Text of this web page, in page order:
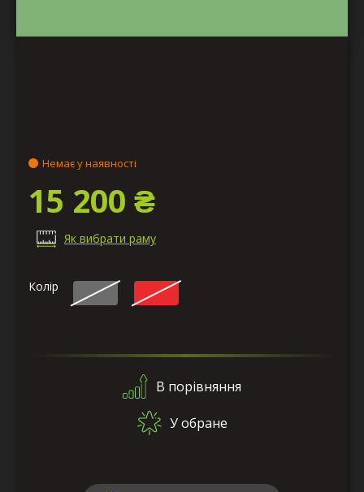
Немає у наявності
15 200 ₴
Як вибрати раму
Колір
В порівняння
У обране